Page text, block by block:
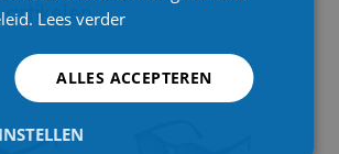
artikelen
Lees verder
ALLES ACCEPTEREN